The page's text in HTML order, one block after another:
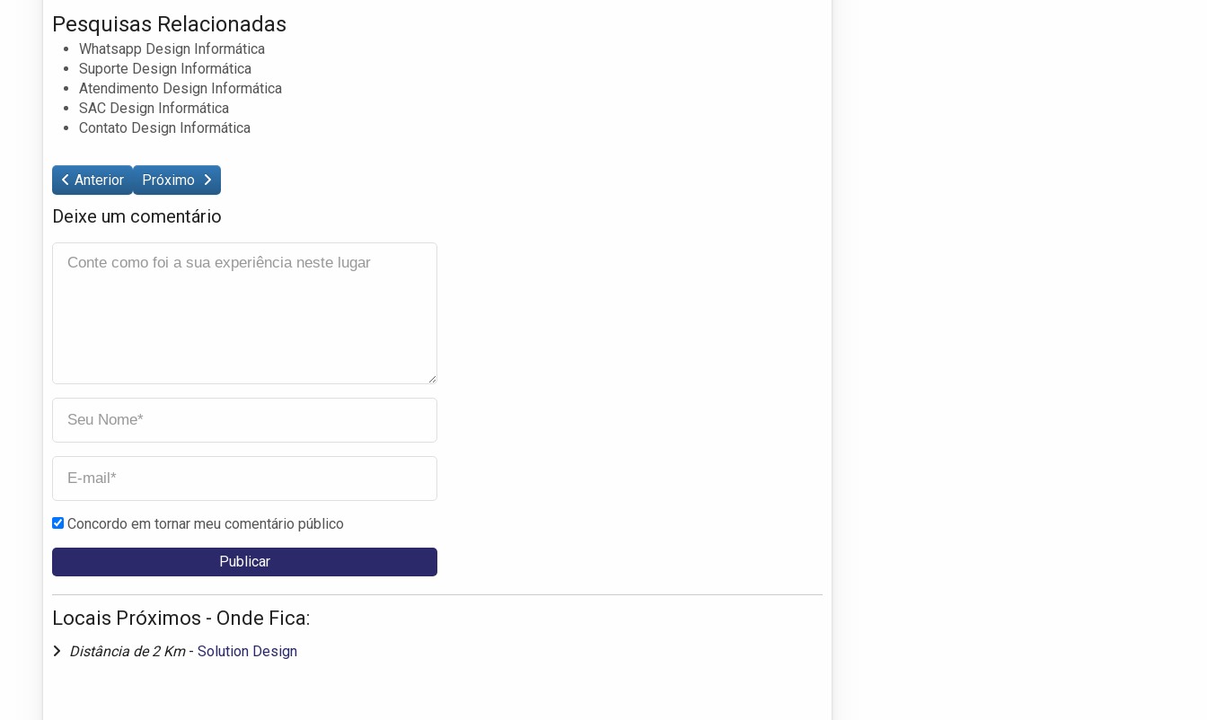
Pesquisas Relacionadas
Whatsapp Design Informática
Suporte Design Informática
Atendimento Design Informática
SAC Design Informática
Contato Design Informática
Anterior Próximo
Deixe um comentário
Concordo em tornar meu comentário público
Locais Próximos - Onde Fica:
Distância de 2 Km - Solution Design